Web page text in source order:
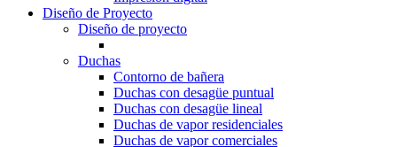
Diseño de Proyecto
Diseño de proyecto
Duchas
Contorno de bañera
Duchas con desagüe puntual
Duchas con desagüe lineal
Duchas de vapor residenciales
Duchas de vapor comerciales